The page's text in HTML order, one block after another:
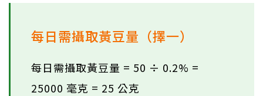
每日需攝取黃豆量（擇一）
每日需攝取黃豆量 = 50 ÷ 0.2% =
25000 毫克 = 25 公克